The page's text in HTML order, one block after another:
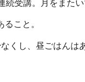
受講。月をまたい
こと。
くし、昼ごはんは